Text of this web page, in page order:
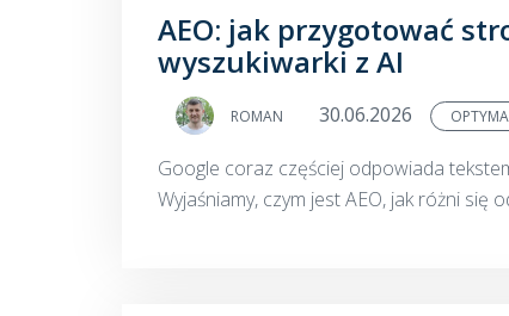
AEO: jak przygotować
wyszukiwarki z AI
ROMAN 30.06.2026
Google coraz częściej odpowiada
Wyjaśniamy, czym jest AEO, jak różni się